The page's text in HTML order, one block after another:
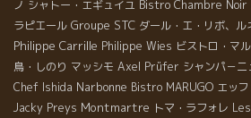
ノ シャトー・エギュイユ Bistro Chambre Noir
ラピエール Groupe STC ダール・エ・リボ、ル
Philippe Carrille Philippe Wies ビストロ・マ
鳥・しのり マッシモ Axel Prüfer シャンパ－
Chef Ishida Narbonne Bistro MARUGO エッ
Jacky Preys Montmartre トマ・ラフォレ